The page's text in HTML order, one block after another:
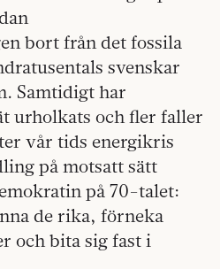
bort från det fossila
svenskar
Samtidigt har
urholkats och fler faller
vår tids energikris
på motsatt sätt
på 70-talet:
de rika, förneka
och bita sig fast i